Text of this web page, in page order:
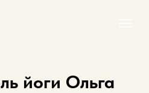
йоги Ольга